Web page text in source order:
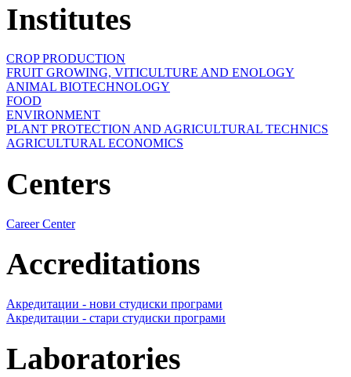
Institutes
CROP PRODUCTION
FRUIT GROWING, VITICULTURE AND ENOLOGY
ANIMAL BIOTECHNOLOGY
FOOD
ENVIRONMENT
PLANT PROTECTION AND AGRICULTURAL TECHNICS
AGRICULTURAL ECONOMICS
Centers
Career Center
Accreditations
Акредитации - нови студиски програми
Акредитации - стари студиски програми
Laboratories